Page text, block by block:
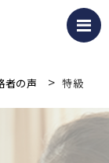
者の声 > 特級